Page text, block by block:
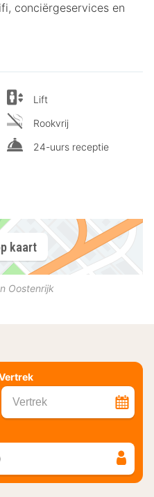
conciërgeservices en
Lift
Rookvrij
24-uurs receptie
kaart
Oostenrijk
Vertrek